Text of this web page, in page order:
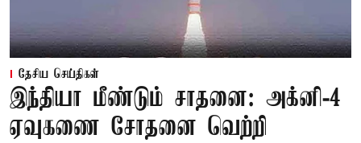
தேசிய செய்திகள்
இந்தியா மீண்டும் சாதனை: அக்னி-4
ஏவுகணை சோதனை வெற்றி